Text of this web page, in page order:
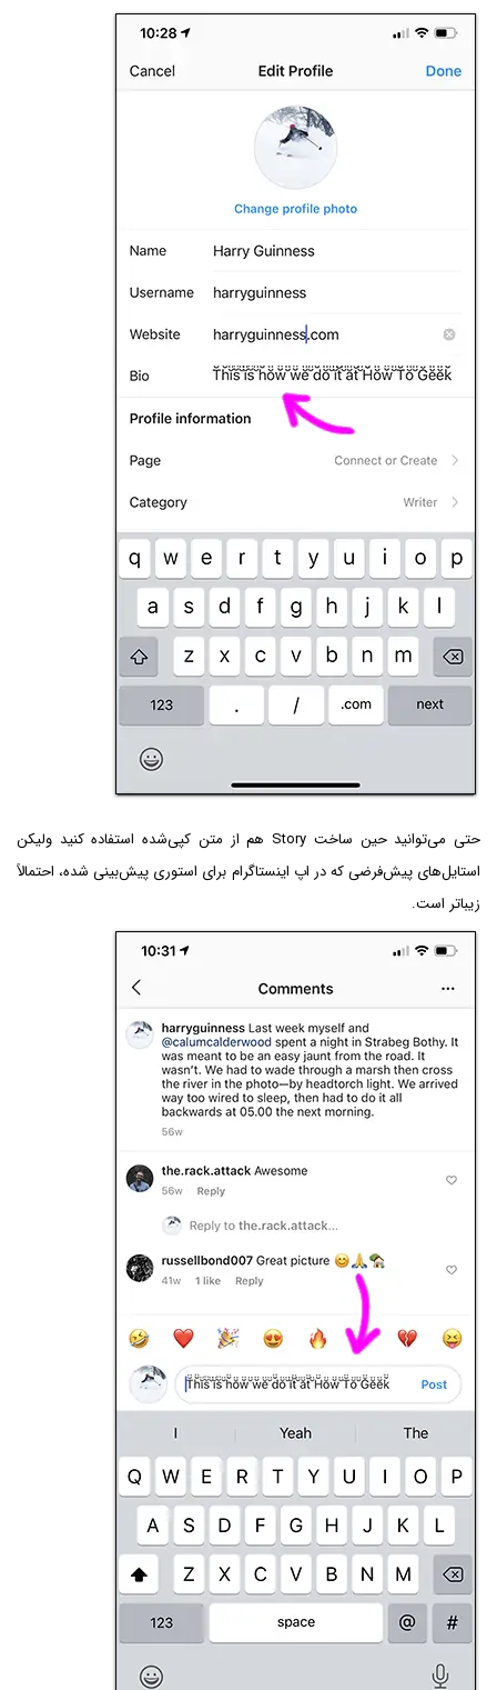
حتی می‌توانید حین ساخت Story هم از متن کپی‌شده استفاده کنید ولیکن
استایل‌های پیش‌فرضی که در اپ اینستاگرام برای استوری پیش‌بینی شده، احتمالاً
زیباتر است.